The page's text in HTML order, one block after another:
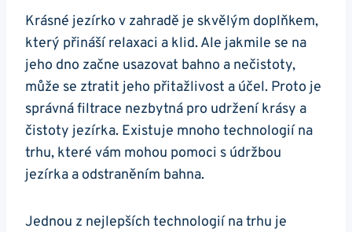
Krásné⁤ jezírko ​v zahradě je skvělým doplňkem,
který⁤ přináší relaxaci a klid. Ale jakmile se na
jeho ⁤dno začne usazovat bahno a nečistoty,
může se ztratit ⁣jeho přitažlivost a⁣ účel. Proto je
správná‍ filtrace nezbytná pro udržení‍ krásy a
čistoty jezírka. Existuje mnoho ‌technologií ‍na
⁢trhu, které vám mohou⁢ pomoci s ⁤údržbou⁤
jezírka a odstraněním bahna.
Jednou z ​nejlepších technologií na trhu je